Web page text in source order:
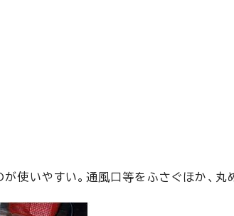
いやすい。通風口等をふさぐほか、丸